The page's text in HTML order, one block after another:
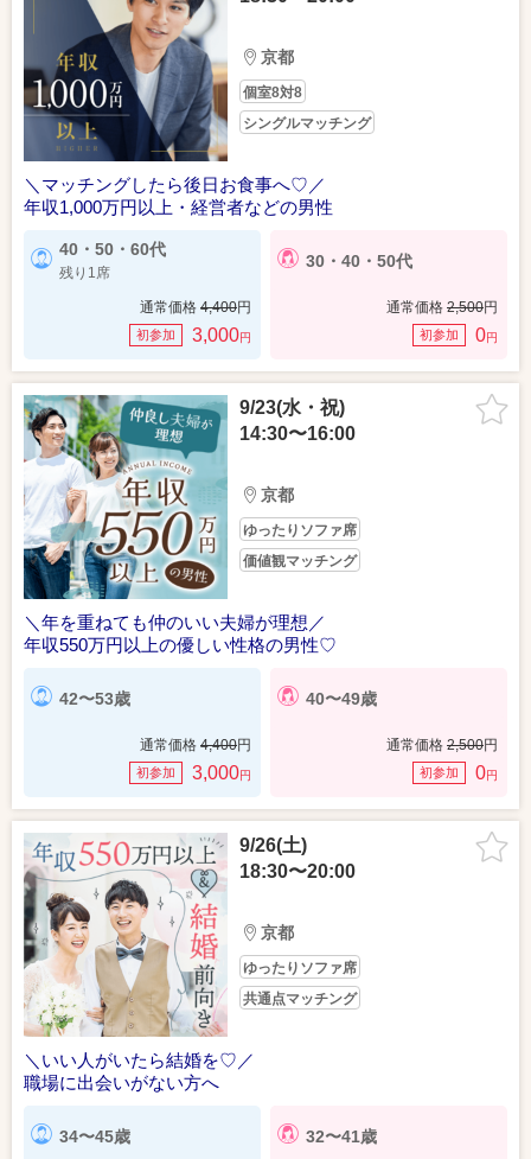
京都
個室8対8
シングルマッチング
＼マッチングしたら後日お食事へ♡／
年収1,000万円以上・経営者などの男性
40・50・60代
残り1席
通常価格 4,400円
初参加 3,000円
30・40・50代
通常価格 2,500円
初参加 0円
9/23(水・祝)
14:30〜16:00
京都
ゆったりソファ席
価値観マッチング
＼年を重ねても仲のいい夫婦が理想／
年収550万円以上の優しい性格の男性♡
42〜53歳
通常価格 4,400円
初参加 3,000円
40〜49歳
通常価格 2,500円
初参加 0円
9/26(土)
18:30〜20:00
京都
ゆったりソファ席
共通点マッチング
＼いい人がいたら結婚を♡／
職場に出会いがない方へ
34〜45歳 32〜41歳